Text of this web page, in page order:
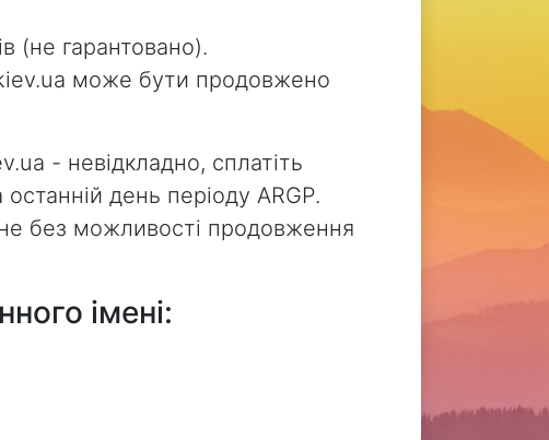
(не гарантовано).
може бути продовжено
- невідкладно, сплатіть
день періоду ARGP.
без можливості продовження
імені: